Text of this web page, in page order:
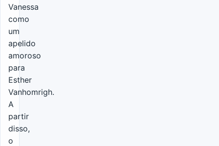
Vanessa
como
um
apelido
amoroso
para
Esther
Vanhomrigh.
A
partir
disso,
o